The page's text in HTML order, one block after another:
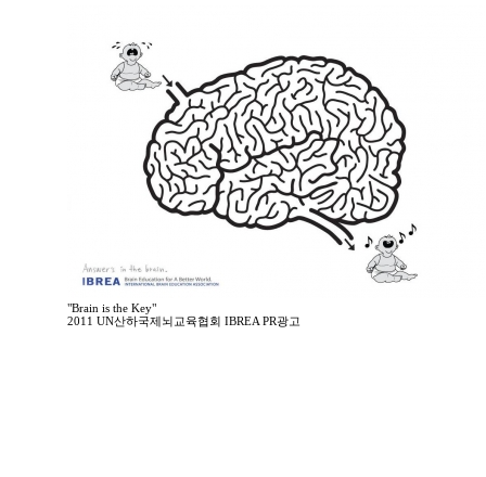
"Brain is the Key"
2011 UN산하국제뇌교육협회 IBREA PR광고